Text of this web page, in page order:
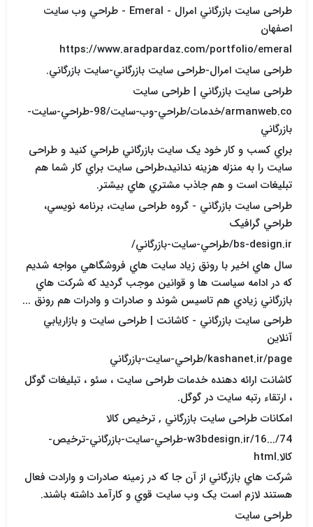
طراحی سایت بازرگاني امرال - Emeral - طراحي وب سايت
اصفهان
https://www.aradpardaz.com/portfolio/emeral
طراحی سایت امرال-طراحی سایت بازرگاني-سايت بازرگاني.
طراحی سایت بازرگاني | طراحی سایت
armanweb.co/خدمات/طراحي-وب-سايت/98-طراحي-سايت-
بازرگاني
براي کسب و کار خود يک سايت بازرگاني طراحي کنيد و طراحی
سایت را به منزله هزينه ندانيد،طراحی سایت براي کار شما هم
تبليغات است و هم جاذب مشتري هاي بيشتر.
طراحی سایت بازرگاني - گروه طراحی سایت، برنامه نويسي،
طراحي گرافيک
bs-design.ir/طراحي-سايت-بازرگاني/
سال هاي اخير با رونق زياد سايت هاي فروشگاهي مواجه شديم
که در ادامه سياست ها و قوانين موجب گرديد که شرکت هاي
بازرگاني زيادي هم تاسيس شوند و صادرات و وادرات هم رونق ...
طراحی سایت بازرگاني - کاشانت | طراحی سایت و بازاريابي
آنلاين
kashanet.ir/page/طراحي-سايت-بازرگاني
کاشانت ارائه دهنده خدمات طراحی سایت ، سئو ، تبليغات گوگل
، ارتقاء رتبه سايت در گوگل.
امکانات طراحی سایت بازرگاني , ترخيص کالا
w3bdesign.ir/16.../74-طراحي-سايت-بازرگاني-ترخيص-
کالا.html
شرکت هاي بازرگاني از آن جا که در زمينه صادرات و وارادت فعال
هستند لازم است يک وب سايت قوي و کارآمد داشته باشند.
طراحی سایت